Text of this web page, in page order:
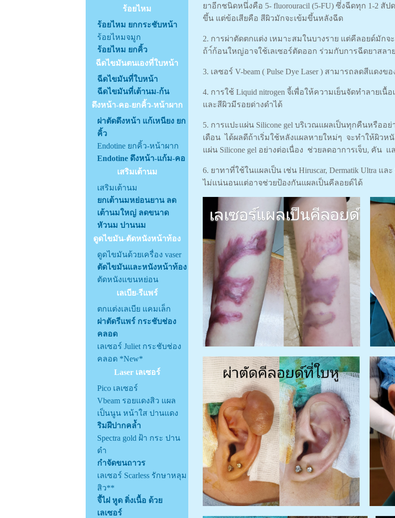
ร้อยไหม
ร้อยไหม ยกกระชับหน้า
ร้อยไหมจมูก
ร้อยไหม ยกคิ้ว
ฉีดไขมันตนเองที่ใบหน้า
ฉีดไขมันที่ใบหน้า
ฉีดไขมันที่เต้านม-ก้น
ดึงหน้า-คอ-ยกคิ้ว-หน้าผาก
ผ่าตัดดึงหน้า แก้เหนียง ยก
คิ้ว
Endotine ยกคิ้ว-หน้าผาก
Endotine ดึงหน้า-แก้ม-คอ
เสริมเต้านม
เสริมเต้านม
ยกเต้านมหย่อนยาน ลด
เต้านมใหญ่ ลดขนาด
หัวนม ปานนม
ดูดไขมัน-ตัดหนังหน้าท้อง
ดูดไขมันด้วยเครื่อง vaser
ตัดไขมันและหนังหน้าท้อง
ตัดหนังแขนหย่อน
เลเบีย-รีแพร์
ตกแต่งเลเบีย แคมเล็ก
ผ่าตัดรีแพร์ กระชับช่อง
คลอด
เลเซอร์ Juliet กระชับช่อง
คลอด *New*
Laser เลเซอร์
Pico เลเซอร์
Vbeam รอยแดงสิว แผล
เป็นนูน หน้าใส ปานแดง
ริมฝีปากคล้ำ
Spectra gold ฝ้า กระ ปาน
ดำ
กำจัดขนถาวร
เลเซอร์ Scarless รักษาหลุม
สิว**
จี้ไฝ หูด ติ่งเนื้อ ด้วย
เลเซอร์
ยาอีกชนิดหนึ่งคือ 5- fluorouracil (5-FU) ซึ่งฉีดทุก 1-2
ขึ้น แต่ข้อเสียคือ สีผิวมักจะเข้มขึ้นหลังฉีด
2. การผ่าตัดตกแต่ง เหมาะสมในบางราย แต่คีลอยด์มัก
ถ้า์ก้อนใหญ่อาจใช้เลเซอร์ตัดออก ร่วมกับการฉีดยาสล
3. เลซอร์ V-beam ( Pulse Dye Laser ) สามารถลดสีแดง
4. การใช้ Liquid nitrogen จี้เพื่อให้ความเย็นจัดทำลายเ
และสีผิวมีรอยด่างดำได้
5. การแปะแผ่น Silicone gel บริเวณแผลเป็นทุกคืนหรืออ
เดือน ได้ผลดีถ้าเริ่มใช้หลังแผลหายใหม่ๆ จะทำให้ผิว
แผ่น Silicone gel อย่างต่อเนื่อง ช่วยลดอาการเจ็บ, คัน
6. ยาทาที่ใช้ในแผลเป็น เช่น Hiruscar, Dermatik Ultra แ
ไม่แน่นอนแต่อาจช่วยป้องกันแผลเป็นคีลอยด์ได้